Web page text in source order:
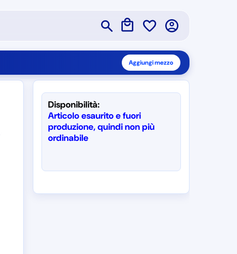
Aggiungi mezzo
Disponibilità:
Articolo esaurito e fuori
produzione, quindi non più
ordinabile